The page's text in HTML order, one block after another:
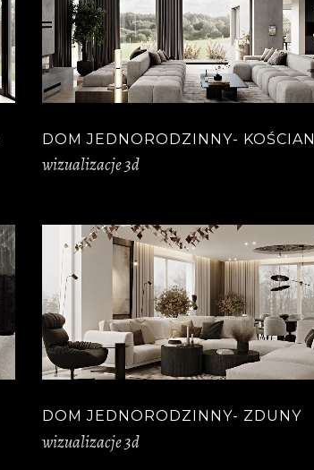
DOM JEDNORODZINNY- KOŚCIAN
wizualizacje 3d
DOM JEDNORODZINNY- ZDUNY
wizualizacje 3d